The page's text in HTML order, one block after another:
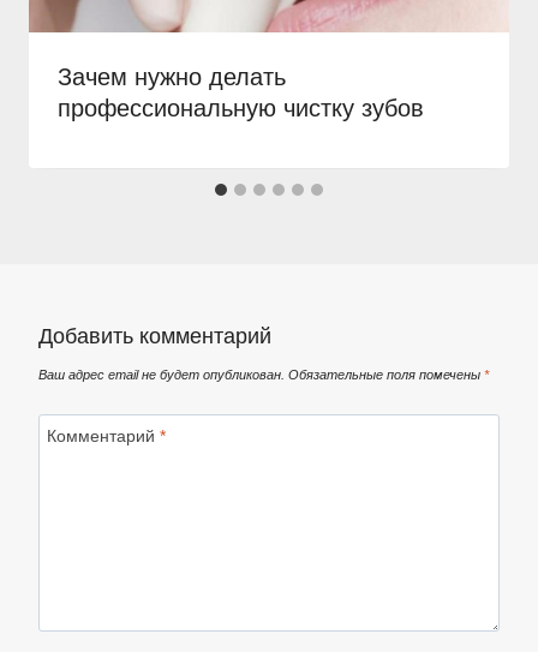
Зачем нужно делать
профессиональную чистку зубов
Добавить комментарий
Ваш адрес email не будет опубликован. Обязательные поля помечены *
Комментарий *